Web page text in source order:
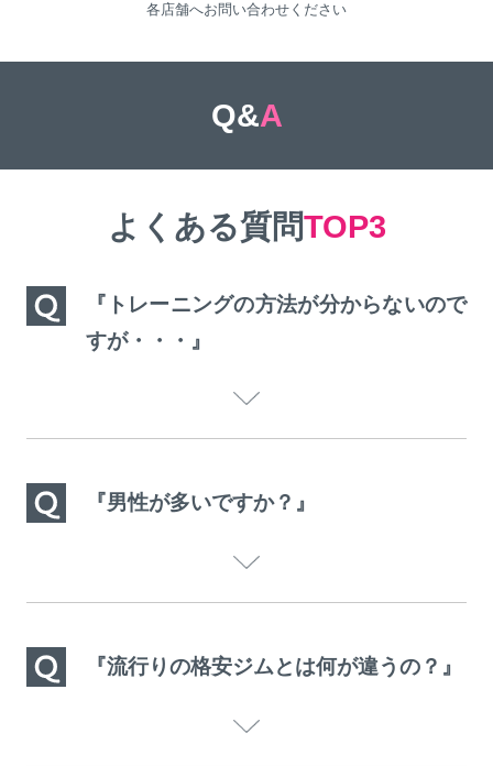
各店舗へお問い合わせください
Q&A
よくある質問TOP3
『トレーニングの方法が分からないので
すが・・・』
『男性が多いですか？』
『流行りの格安ジムとは何が違うの？』